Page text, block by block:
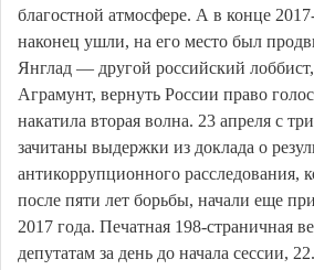
благостной атмосфере. А в конце
наконец ушли, на его место был
Янглад — другой российский
Аграмунт, вернуть России право
накатила вторая волна. 23 апреля с
зачитаны выдержки из доклада о
антикоррупционного расследования,
после пяти лет борьбы, начали еще
2017 года. Печатная 198-страничная
депутатам за день до начала сессии,